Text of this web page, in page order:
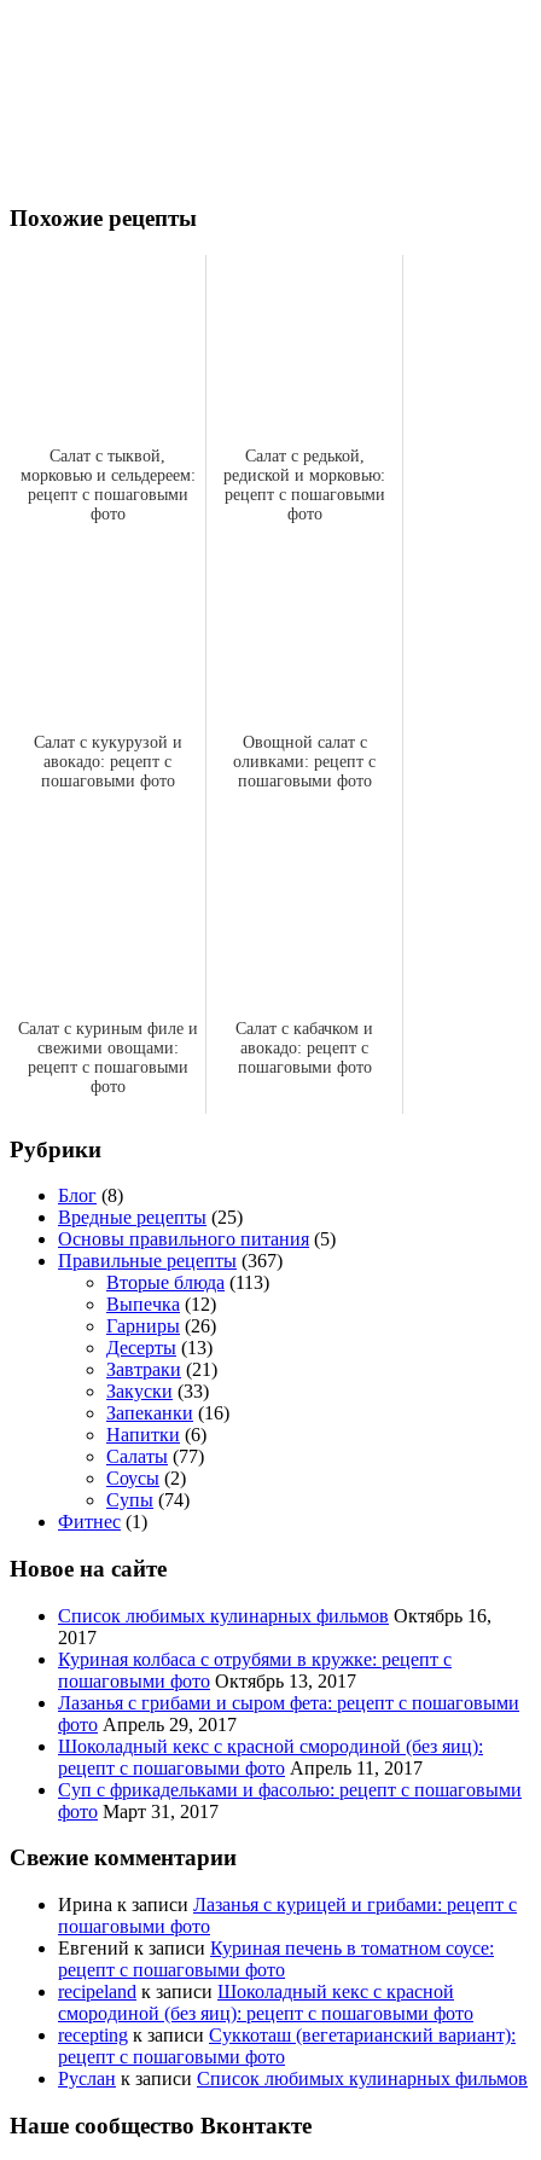
Похожие рецепты
Салат с тыквой,
морковью и сельдереем:
рецепт с пошаговыми
фото
Салат с редькой,
редиской и морковью:
рецепт с пошаговыми
фото
Салат с кукурузой и
авокадо: рецепт с
пошаговыми фото
Овощной салат с
оливками: рецепт с
пошаговыми фото
Салат с куриным филе и
свежими овощами:
рецепт с пошаговыми
фото
Салат с кабачком и
авокадо: рецепт с
пошаговыми фото
Рубрики
Блог (8)
Вредные рецепты (25)
Основы правильного питания (5)
Правильные рецепты (367)
Вторые блюда (113)
Выпечка (12)
Гарниры (26)
Десерты (13)
Завтраки (21)
Закуски (33)
Запеканки (16)
Напитки (6)
Салаты (77)
Соусы (2)
Супы (74)
Фитнес (1)
Новое на сайте
Список любимых кулинарных фильмов Октябрь 16,
2017
Куриная колбаса с отрубями в кружке: рецепт с
пошаговыми фото Октябрь 13, 2017
Лазанья с грибами и сыром фета: рецепт с пошаговыми
фото Апрель 29, 2017
Шоколадный кекс с красной смородиной (без яиц):
рецепт с пошаговыми фото Апрель 11, 2017
Суп с фрикадельками и фасолью: рецепт с пошаговыми
фото Март 31, 2017
Свежие комментарии
Ирина к записи Лазанья с курицей и грибами: рецепт с
пошаговыми фото
Евгений к записи Куриная печень в томатном соусе:
рецепт с пошаговыми фото
recipeland к записи Шоколадный кекс с красной
смородиной (без яиц): рецепт с пошаговыми фото
recepting к записи Суккоташ (вегетарианский вариант):
рецепт с пошаговыми фото
Руслан к записи Список любимых кулинарных фильмов
Наше сообщество Вконтакте